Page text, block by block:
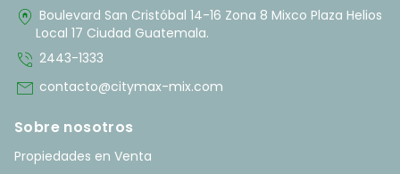
home_pin Boulevard San Cristóbal 14-16 Zona 8 Mixco Plaza Helios
Local 17 Ciudad Guatemala.
phone_in_talk 2443-1333
mail contacto@citymax-mix.com
Sobre nosotros
Propiedades en Venta